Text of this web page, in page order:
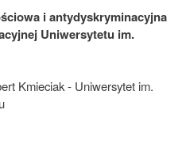
i antydyskryminacyjna
Uniwersytetu im.
- Uniwersytet im.